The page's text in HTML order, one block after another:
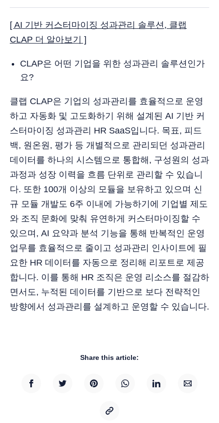
[ AI 기반 커스터마이징 성과관리 솔루션, 클랩
CLAP 더 알아보기 ]
CLAP은 어떤 기업을 위한 성과관리 솔루션인가
요?
클랩 CLAP은 기업의 성과관리를 효율적으로 운영
하고 자동화 및 고도화하기 위해 설계된 AI 기반 커
스터마이징 성과관리 HR SaaS입니다. 목표, 피드
백, 원온원, 평가 등 개별적으로 관리되던 성과관리
데이터를 하나의 시스템으로 통합해, 구성원의 성과
과정과 성장 이력을 흐름 단위로 관리할 수 있습니
다. 또한 100개 이상의 모듈을 보유하고 있으며 신
규 모듈 개발도 6주 이내에 가능하기에 기업별 제도
와 조직 문화에 맞춰 유연하게 커스터마이징할 수
있으며, AI 요약과 분석 기능을 통해 반복적인 운영
업무를 효율적으로 줄이고 성과관리 인사이트에 필
요한 HR 데이터를 자동으로 정리해 리포트로 제공
합니다. 이를 통해 HR 조직은 운영 리소스를 절감하
면서도, 누적된 데이터를 기반으로 보다 전략적인
방향에서 성과관리를 설계하고 운영할 수 있습니다.
Share this article: